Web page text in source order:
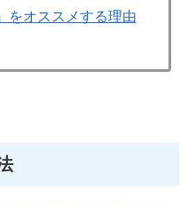
をオススメする理由